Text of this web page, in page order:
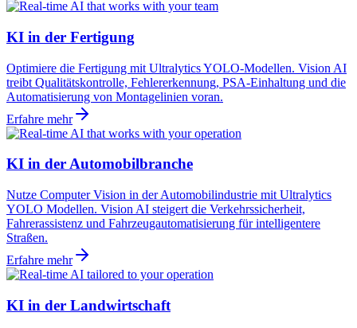
KI in der Fertigung
Optimiere die Fertigung mit Ultralytics YOLO-Modellen. Vision AI
treibt Qualitätskontrolle, Fehlererkennung, PSA-Einhaltung und die
Automatisierung von Montagelinien voran.
Erfahre mehr
KI in der Automobilbranche
Nutze Computer Vision in der Automobilindustrie mit Ultralytics
YOLO Modellen. Vision AI steigert die Verkehrssicherheit,
Fahrerassistenz und Fahrzeugautomatisierung für intelligentere
Straßen.
Erfahre mehr
KI in der Landwirtschaft